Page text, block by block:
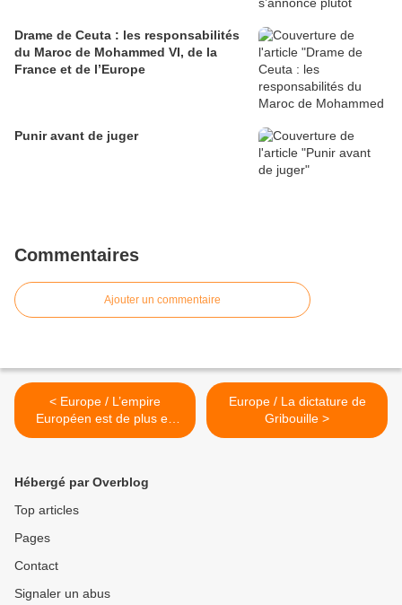
Drame de Ceuta : les responsabilités
du Maroc de Mohammed VI, de la
France et de l’Europe
Punir avant de juger
Commentaires
Ajouter un commentaire
< Europe / L’empire
Européen est de plus en
plus antinomique de toute
Europe / La dictature de
Gribouille >
Hébergé par Overblog
Top articles
Pages
Contact
Signaler un abus